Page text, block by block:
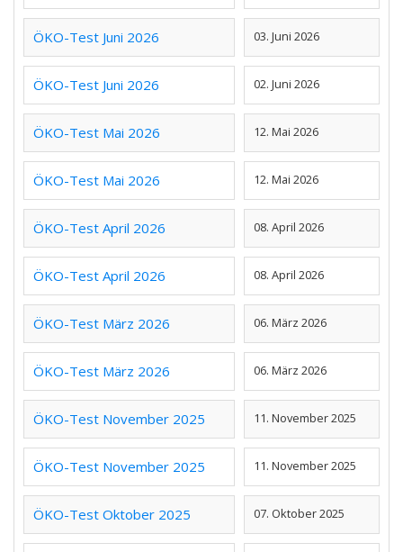
ÖKO-Test Juni 2026 03. Juni 2026
ÖKO-Test Juni 2026 02. Juni 2026
ÖKO-Test Mai 2026 12. Mai 2026
ÖKO-Test Mai 2026 12. Mai 2026
ÖKO-Test April 2026 08. April 2026
ÖKO-Test April 2026 08. April 2026
ÖKO-Test März 2026 06. März 2026
ÖKO-Test März 2026 06. März 2026
ÖKO-Test November 2025 11. November 2025
ÖKO-Test November 2025 11. November 2025
ÖKO-Test Oktober 2025 07. Oktober 2025